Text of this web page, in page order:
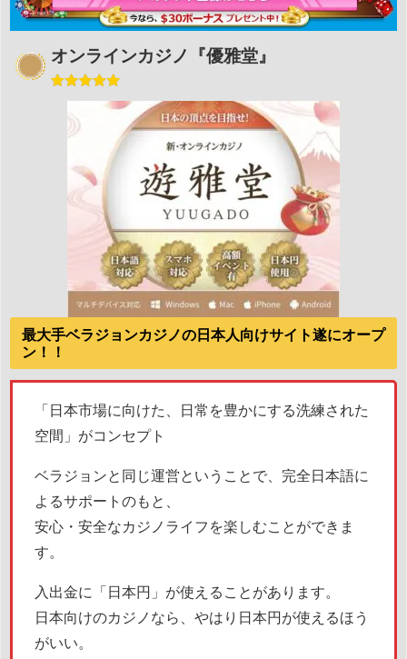
オンラインカジノ『優雅堂』
最大手ベラジョンカジノの日本人向けサイト遂にオープ
ン！！
「日本市場に向けた、日常を豊かにする洗練された
空間」がコンセプト
ベラジョンと同じ運営ということで、完全日本語に
よるサポートのもと、
安心・安全なカジノライフを楽しむことができま
す。
入出金に「日本円」が使えることがあります。
日本向けのカジノなら、やはり日本円が使えるほう
がいい。